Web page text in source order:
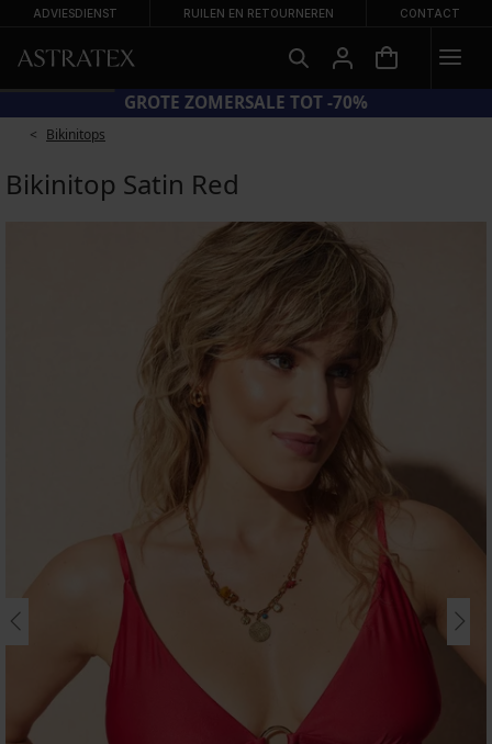
ADVIESDIENST RUILEN EN RETOURNEREN CONTACT
GROTE ZOMERSALE TOT -70%
Bikinitops
Bikinitop Satin Red